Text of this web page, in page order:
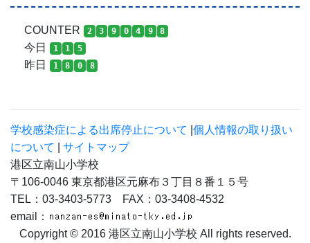
COUNTER 2 3 9 0 4 9 8
今日 1 1 5
昨日 1 8 0 8
学校感染症による出席停止について 個人情報の取り扱い
について
サイトマップ
港区立南山小学校
〒106-0046 東京都港区元麻布３丁目８番１５号
TEL：03-3403-5773 FAX：03-3408-4532
email：
Copyright © 2016 港区立南山小学校 All rights reserved.